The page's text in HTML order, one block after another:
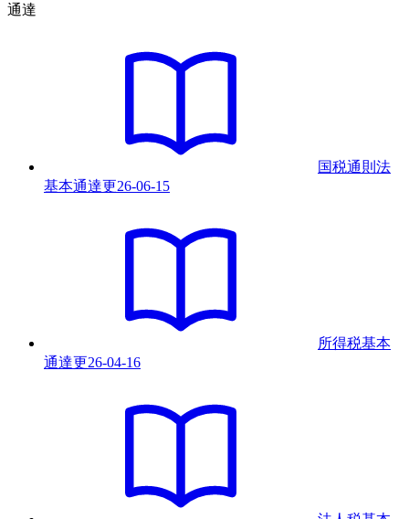
通達
国税通則法
基本通達更26-06-15
所得税基本
通達更26-04-16